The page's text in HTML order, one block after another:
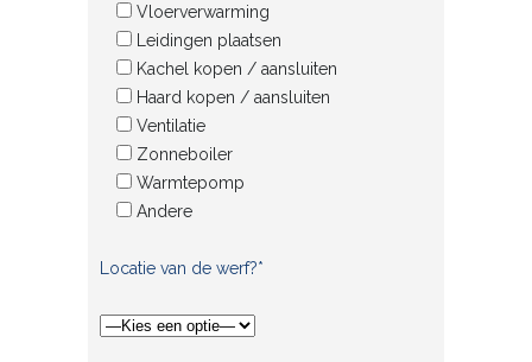
Vloerverwarming
Leidingen plaatsen
Kachel kopen / aansluiten
Haard kopen / aansluiten
Ventilatie
Zonneboiler
Warmtepomp
Andere
Locatie van de werf?*